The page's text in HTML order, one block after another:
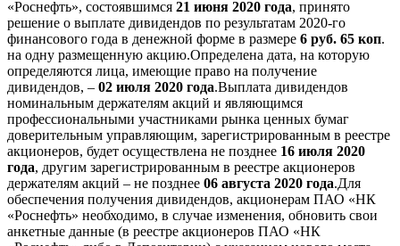
«Роснефть», состоявшимся 21 июня 2020 года, принято
решение о выплате дивидендов по результатам 2020-го
финансового года в денежной форме в размере 6 руб. 65 коп.
на одну размещенную акцию.Определена дата, на которую
определяются лица, имеющие право на получение
дивидендов, – 02 июля 2020 года.Выплата дивидендов
номинальным держателям акций и являющимся
профессиональными участниками рынка ценных бумаг
доверительным управляющим, зарегистрированным в реестре
акционеров, будет осуществлена не позднее 16 июля 2020
года, другим зарегистрированным в реестре акционеров
держателям акций – не позднее 06 августа 2020 года.Для
обеспечения получения дивидендов, акционерам ПАО «НК
«Роснефть» необходимо, в случае изменения, обновить свои
анкетные данные (в реестре акционеров ПАО «НК